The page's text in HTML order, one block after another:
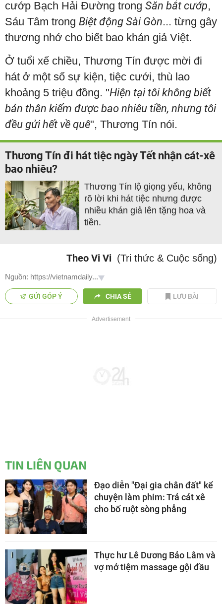
cướp Bạch Hải Đường trong Săn bắt cướp,
Sáu Tâm trong Biệt động Sài Gòn... từng gây
thương nhớ cho biết bao khán giả Việt.
Ở tuổi xế chiều, Thương Tín được mời đi
hát ở một số sự kiện, tiệc cưới, thù lao
khoảng 5 triệu đồng. "Hiện tại tôi không biết
bản thân kiếm được bao nhiêu tiền, nhưng tôi
đều gửi hết về quê", Thương Tín nói.
Thương Tín đi hát tiệc ngày Tết nhận cát-xê
bao nhiêu?
Thương Tín lộ giọng yếu, không
rõ lời khi hát tiệc nhưng được
nhiều khán giả lên tặng hoa và
tiền.
Theo Vi Vi (Tri thức & Cuộc sống)
Nguồn: https://vietnamdaily...
GỬI GÓP Ý CHIA SẺ LƯU BÀI
TIN LIÊN QUAN
Đạo diễn "Đại gia chân đất" kể
chuyện làm phim: Trả cát xê
cho bố ruột sòng phẳng
Thực hư Lê Dương Bảo Lâm và
vợ mở tiệm massage gội đầu